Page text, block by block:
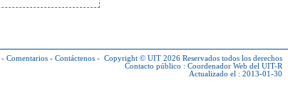
- Comentarios - Contáctenos - Copyright © UIT 2026 Reservados todos los derechos
Contacto público : Coordenador Web del UIT-R
Actualizado el : 2013-01-30